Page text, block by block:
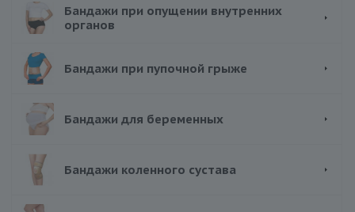
Бандажи при опущении внутренних
органов
Бандажи при пупочной грыже
Бандажи для беременных
Бандажи коленного сустава